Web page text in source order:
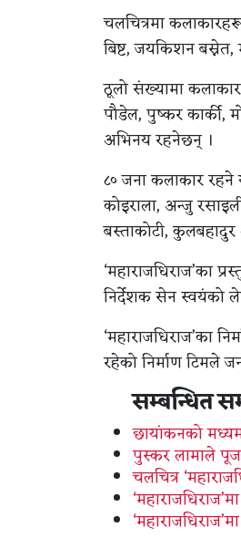
चलचित्रमा
बिष्ट, जयकिशन
ठूलो संख्यामा कलाकार
पौडेल, पुष्कर कार्की,
अभिनय रहनेछन् ।
८० जना कलाकार रहने
कोइराला, अन्जु
बस्ताकोटी,
‘महाराजधिराज’का
निर्देशक सेन स्वयंको
‘महाराजधिराज’का
रहेको निर्माण टिमले
सम्बन्धित
छायांकनको
पुस्कर लामाले
चलचित्र